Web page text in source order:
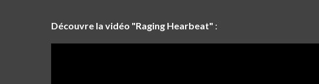
Découvre la vidéo "Raging Hearbeat" :